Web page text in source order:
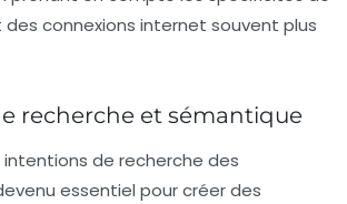
des connexions internet souvent plus
recherche et sémantique
intentions de recherche des
essentiel pour créer des